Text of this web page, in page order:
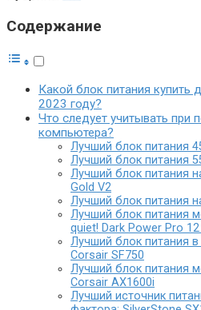
Содержание
Какой блок питания купить
2023 году?
Что следует учитывать при
компьютера?
Лучший блок питания
Лучший блок питания
Лучший блок питания
Gold V2
Лучший блок питания
Лучший блок питания
quiet! Dark Power Pro
Лучший блок питания
Corsair SF750
Лучший блок питания
Corsair AX1600i
Лучший источник